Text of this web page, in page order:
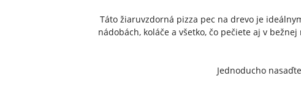
Táto žiaruvzdorná pizza pec na drevo je
nádobách, koláče a všetko, čo pečiete aj v
Jednoducho